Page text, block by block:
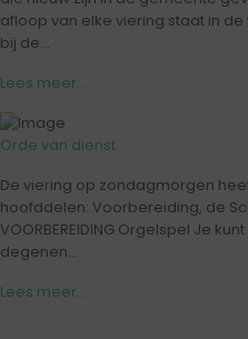
afloop van elke viering staat in
bij de...
Lees meer...
Orde van dienst
De viering op zondagmorgen
hoofddelen: Voorbereiding, de
VOORBEREIDING Orgelspel Je
degenen...
Lees meer...